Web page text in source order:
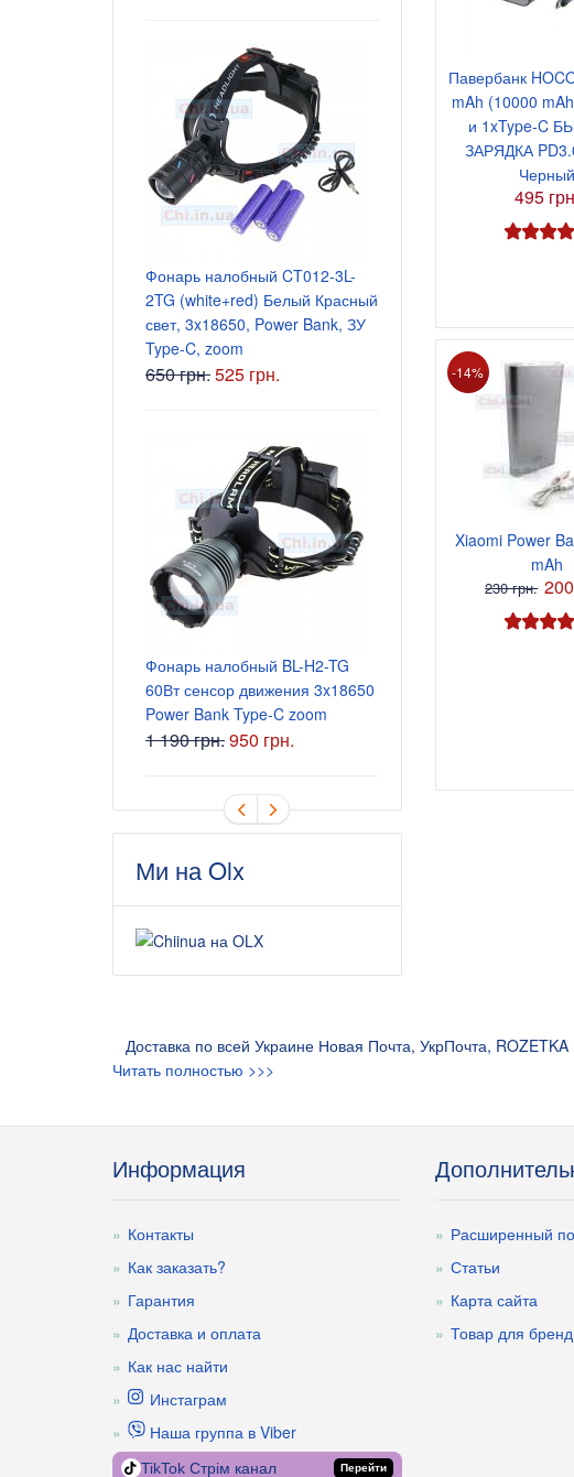
Фонарь налобный CT012-3L-
2TG (white+red) Белый Красный
свет, 3x18650, Power Bank, ЗУ
Type-C, zoom
650 грн.525 грн.
Фонарь налобный BL-H2-TG
60Вт сенсор движения 3x18650
Power Bank Type-C zoom
1 190 грн.950 грн.
Блок питания 9В 1А,
Блок питания 5В 3А,
Ми на Olx
Павербанк
mAh (10000
и 1xType-C
ЗАРЯДКА
Черный
495
-14%
Xiaomi Power
mAh
230 грн.
Доставка по всей Украине Новая Почта, УкрПочта,
Читать полностью >>>
Информация
Контакты
Как заказать?
Гарантия
Доставка и оплата
Как нас найти
Инстаграм
Наша группа в Viber
TikTok Стрім канал Перейти
Расширенный
Статьи
Карта сайта
Товар для